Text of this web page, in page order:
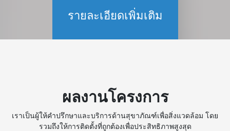
รายละเอียดเพิ่มเติม
ผลงานโครงการ
เราเป็นผู้ให้คำปรึกษาและบริการด้านสุขาภัณฑ์เพื่อสิ่งแวดล้อม โดย
รวมถึงให้การติดตั้งที่ถูกต้องเพื่อประสิทธิภาพสูงสุด